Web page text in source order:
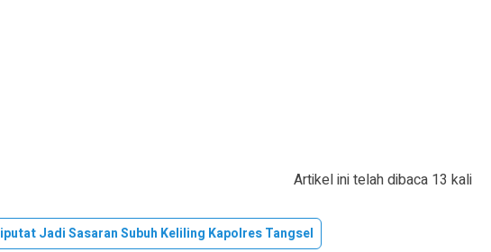
Artikel ini telah dibaca 13 kali
Jadi Sasaran Subuh Keliling Kapolres Tangsel